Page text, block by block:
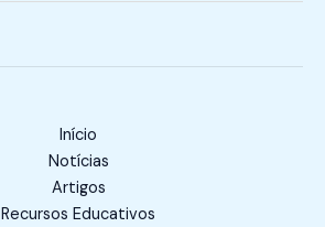
Início
Notícias
Artigos
Recursos Educativos